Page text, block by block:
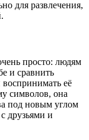
для развлечения,
просто: людям
и сравнить
её
символов, она
под новым углом
друзьями и